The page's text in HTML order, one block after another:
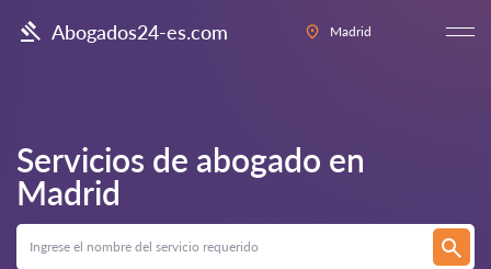
Abogados24-es.com Madrid
Servicios de abogado en
Madrid